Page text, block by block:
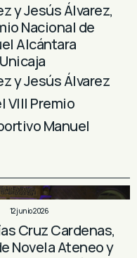
y Jesús Álvarez,
Nacional de
Alcántara
y Jesús Álvarez
VIII Premio
Manuel
12 junio 2026
Cruz Cardenas,
Novela Ateneo y